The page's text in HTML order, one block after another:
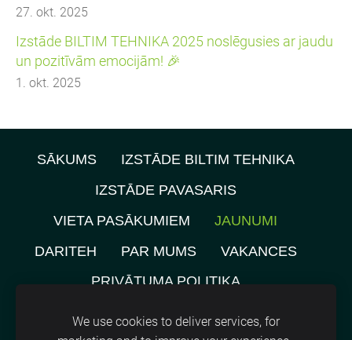
27. okt. 2025
Izstāde BILTIM TEHNIKA 2025 noslēgusies ar jaudu
un pozitīvām emocijām! 🎉
1. okt. 2025
SĀKUMS
IZSTĀDE BILTIM TEHNIKA
IZSTĀDE PAVASARIS
VIETA PASĀKUMIEM
JAUNUMI
DARITEH
PAR MUMS
VAKANCES
PRIVĀTUMA POLITIKA
NOMNIEKU KARTE
KONTAKTI
We use cookies to deliver services, for